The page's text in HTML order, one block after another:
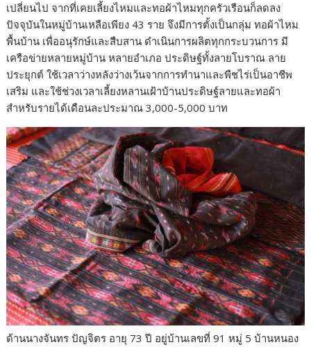
เปลี่ยนไป จากที่เคยเลี้ยงไหมและทอผ้าไหมทุกครัวเรือนก็ลดลง
ปัจจุบันในหมู่บ้านเหลือเพียง 43 ราย จึงมีการตั้งเป็นกลุ่ม ทอผ้าไหม
พื้นบ้าน เพื่ออนุรักษ์และสืบสาน ดำเนินการผลิตทุกกระบวนการ มี
เครือข่ายหลายหมู่บ้าน หลายอำเภอ ประดิษฐ์ทั้งลายโบราณ ลาย
ประยุกต์ ใช้เวลาว่างหลังว่างเว้นจากการทำนาและพืชไร่เป็นอาชีพ
เสริม และใช้ช่วงเวลาเลี้ยงหลานเฝ้าบ้านประดิษฐ์ลายและทอผ้า
สำหรับรายได้เดือนละประมาณ 3,000-5,000 บาท
ด้านนางจันทร ปัญจิตร อายุ 73 ปี อยู่บ้านเลขที่ 91 หมู่ 5 บ้านหนอง